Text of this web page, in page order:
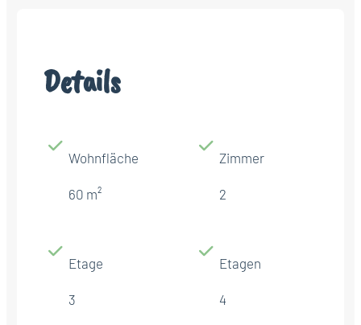
Details
Wohnfläche
60 m²
Zimmer
2
Etage
3
Etagen
4